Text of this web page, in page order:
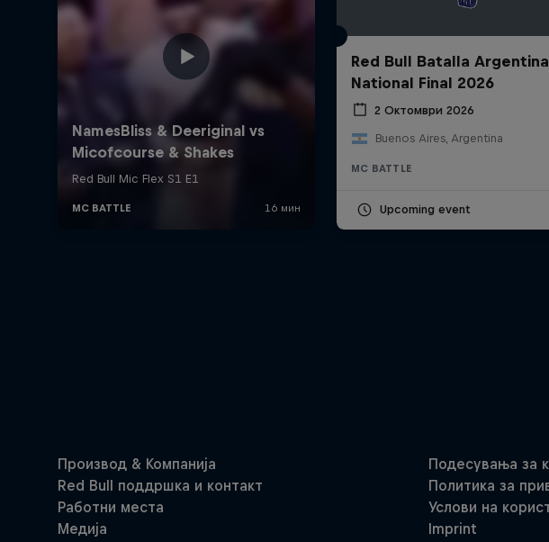
Red Bull Batalla Argentina
National Final 2026
2 Октомври 2026
Buenos Aires, Argentina
MC BATTLE
Upcoming event